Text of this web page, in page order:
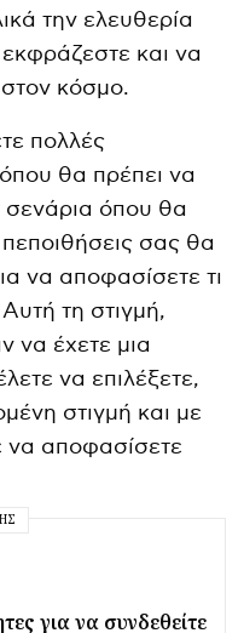
την ελευθερία
και να
στον κόσμο.
πολλές
θα πρέπει να
όπου θα
πεποιθήσεις σας θα
να αποφασίσετε τι
τη στιγμή,
να έχετε μια
να επιλέξετε,
στιγμή και με
να αποφασίσετε
για να συνδεθείτε